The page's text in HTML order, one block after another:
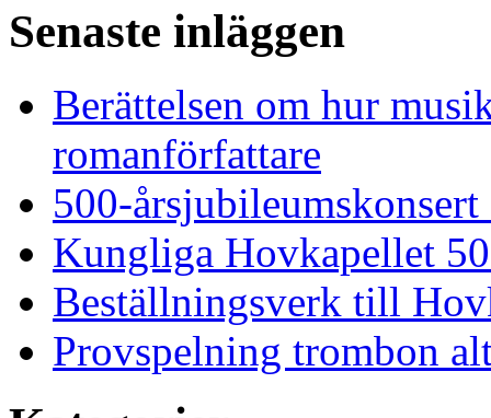
Senaste inläggen
Berättelsen om hur
romanförfattare
500-
Kungliga Hovkapellet
Beställningsverk till
Provspelning trombon